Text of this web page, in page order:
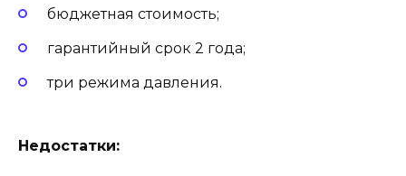
бюджетная стоимость;
гарантийный срок 2 года;
три режима давления.
Недостатки: